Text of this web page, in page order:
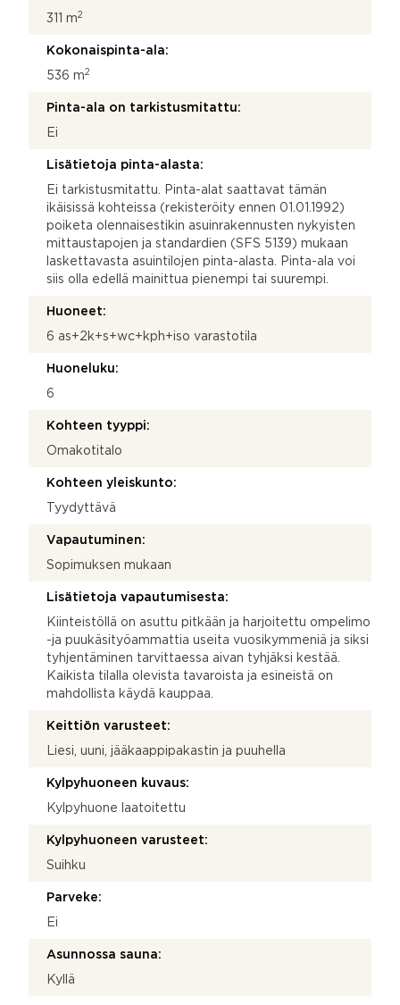
311 m2
Kokonaispinta-ala:
536 m2
Pinta-ala on tarkistusmitattu:
Ei
Lisätietoja pinta-alasta:
Ei tarkistusmitattu. Pinta-alat saattavat tämän
ikäisissä kohteissa (rekisteröity ennen 01.01.1992)
poiketa olennaisestikin asuinrakennusten nykyisten
mittaustapojen ja standardien (SFS 5139) mukaan
laskettavasta asuintilojen pinta-alasta. Pinta-ala voi
siis olla edellä mainittua pienempi tai suurempi.
Huoneet:
6 as+2k+s+wc+kph+iso varastotila
Huoneluku:
6
Kohteen tyyppi:
Omakotitalo
Kohteen yleiskunto:
Tyydyttävä
Vapautuminen:
Sopimuksen mukaan
Lisätietoja vapautumisesta:
Kiinteistöllä on asuttu pitkään ja harjoitettu ompelimo
-ja puukäsityöammattia useita vuosikymmeniä ja siksi
tyhjentäminen tarvittaessa aivan tyhjäksi kestää.
Kaikista tilalla olevista tavaroista ja esineistä on
mahdollista käydä kauppaa.
Keittiön varusteet:
Liesi, uuni, jääkaappipakastin ja puuhella
Kylpyhuoneen kuvaus:
Kylpyhuone laatoitettu
Kylpyhuoneen varusteet:
Suihku
Parveke:
Ei
Asunnossa sauna:
Kyllä